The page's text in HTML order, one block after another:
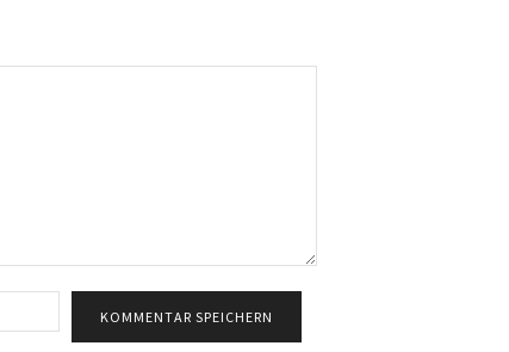
Mail:*